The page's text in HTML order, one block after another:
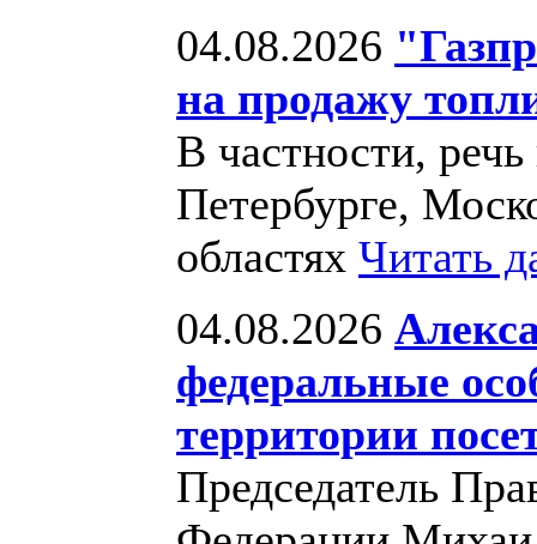
04.08.2026
на продажу
В частности,
Петербурге,
областях Читать
04.08.2026
федеральные
территории
Председатель